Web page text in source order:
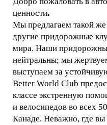
ценности.
Мы предлагаем такой
другие придорожные
мира. Наши
нейтральны; мы
выступаем за
Better World Club
классе экстренную
и велосипедов во всех
Канаде. Неважно, где вы